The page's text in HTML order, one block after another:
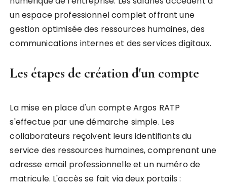
un espace professionnel complet offrant une
gestion optimisée des ressources humaines, des
communications internes et des services digitaux.
Les étapes de création d'un compte
La mise en place d'un compte Argos RATP
s'effectue par une démarche simple. Les
collaborateurs reçoivent leurs identifiants du
service des ressources humaines, comprenant une
adresse email professionnelle et un numéro de
matricule. L'accès se fait via deux portails :